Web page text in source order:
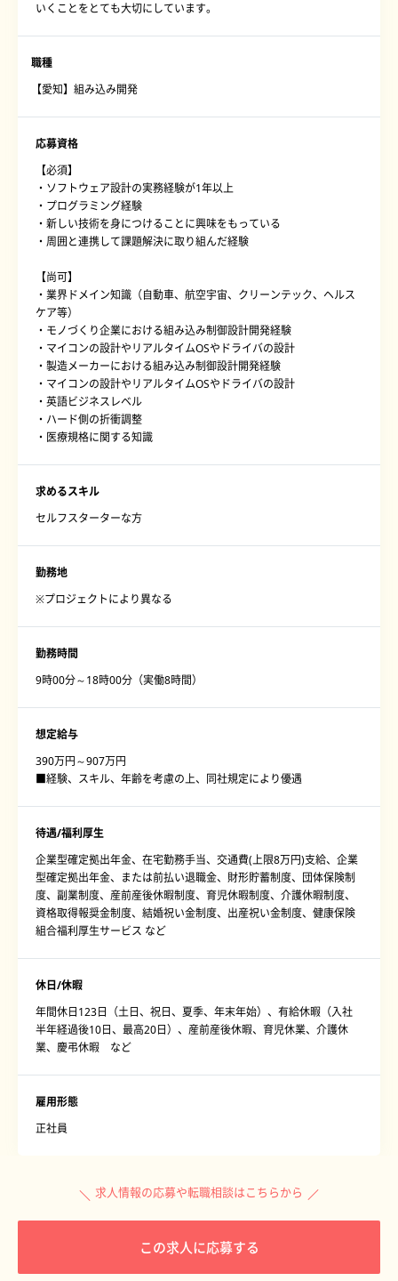
いくことをとても大切にしています。
職種
【愛知】組み込み開発
応募資格
【必須】
・ソフトウェア設計の実務経験が1年以上
・プログラミング経験
・新しい技術を身につけることに興味をもっている
・周囲と連携して課題解決に取り組んだ経験
【尚可】
・業界ドメイン知識（自動車、航空宇宙、クリーンテック、ヘルス
ケア等）
・モノづくり企業における組み込み制御設計開発経験
・マイコンの設計やリアルタイムOSやドライバの設計
・製造メーカーにおける組み込み制御設計開発経験
・マイコンの設計やリアルタイムOSやドライバの設計
・英語ビジネスレベル
・ハード側の折衝調整
・医療規格に関する知識
求めるスキル
セルフスターターな方
勤務地
※プロジェクトにより異なる
勤務時間
9時00分～18時00分（実働8時間）
想定給与
390万円～907万円
■経験、スキル、年齢を考慮の上、同社規定により優遇
待遇/福利厚生
企業型確定拠出年金、在宅勤務手当、交通費(上限8万円)支給、企業
型確定拠出年金、または前払い退職金、財形貯蓄制度、団体保険制
度、副業制度、産前産後休暇制度、育児休暇制度、介護休暇制度、
資格取得報奨金制度、結婚祝い金制度、出産祝い金制度、健康保険
組合福利厚生サービス など
休日/休暇
年間休日123日（土日、祝日、夏季、年末年始）、有給休暇（入社
半年経過後10日、最高20日）、産前産後休暇、育児休業、介護休
業、慶弔休暇 など
雇用形態
正社員
求人情報の応募や転職相談はこちらから
この求人に応募する